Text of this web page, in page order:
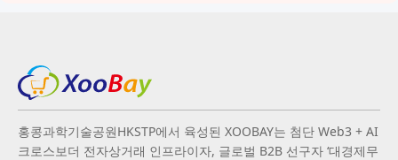
홍콩과학기술공원HKSTP에서 육성된 XOOBAY는 첨단 Web3 + AI
크로스보더 전자상거래 인프라이자, 글로벌 B2B 선구자 ‘대경제무